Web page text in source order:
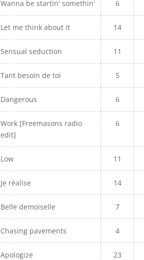
Wanna be startin' somethin' 6
Let me think about it 14
Sensual seduction 11
Tant besoin de toi 5
Dangerous 6
Work [Freemasons radio
edit]
6
Low 11
Je réalise 14
Belle demoiselle 7
Chasing pavements 4
Apologize 23